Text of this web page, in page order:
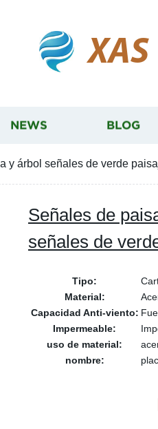
XAS
NEWS BLOG
y árbol señales de verde
Señales de
señales de
Tipo:
Material:
Capacidad Anti-viento:
Impermeable:
uso de material:
nombre: